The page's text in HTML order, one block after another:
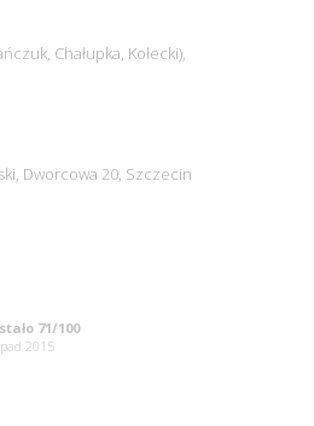
Chałupka, Kołecki),
Dworcowa 20, Szczecin
71/100
2015